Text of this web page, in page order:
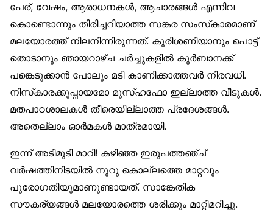
പേര്, വേഷം, ആരാധനകൾ, ആചാരങ്ങൾ എന്നിവ
കൊണ്ടൊന്നും തിരിച്ചറിയാത്ത സങ്കര സംസ്‌കാരമാണ്
മലയോരത്ത് നിലനിന്നിരുന്നത്. കുരിശണിയാനും പൊട്ട്
തൊടാനും ഞായറാഴ്ച ചർച്ചുകളിൽ കുർബാനക്ക്
പങ്കെടുക്കാൻ പോലും മടി കാണിക്കാത്തവർ നിരവധി.
നിസ്‌കാരക്കുപ്പായമോ മുസ്ഹഫോ ഇല്ലാത്ത വീടുകൾ.
മതപാഠശാലകൾ തീരെയില്ലാത്ത പ്രദേശങ്ങൾ.
അതെല്ലാം ഓർമകൾ മാത്രമായി.
ഇന്ന് അടിമുടി മാറി! കഴിഞ്ഞ ഇരുപത്തഞ്ച്
വർഷത്തിനിടയിൽ നൂറു കൊല്ലത്തെ മാറ്റവും
പുരോഗതിയുമാണുണ്ടായത്. സാങ്കേതിക
സൗകര്യങ്ങൾ മലയോരത്തെ ശരിക്കും മാറ്റിമറിച്ചു.